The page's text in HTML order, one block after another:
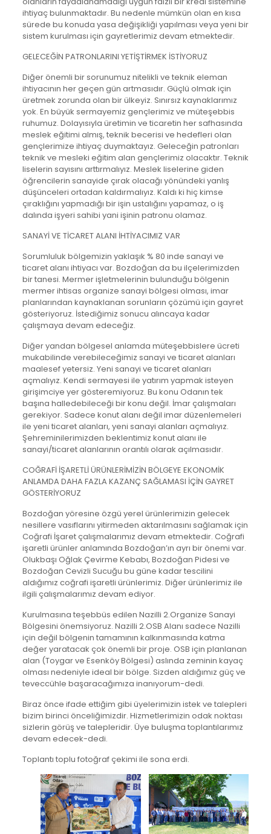
ihtiyaç bulunmaktadır. Bu nedenle mümkün olan en kısa
sürede bu konuda yasa değişikliği yapılması veya yeni bir
sistem kurulması için gayretlerimiz devam etmektedir.
GELECEĞİN PATRONLARINI YETİŞTİRMEK İSTİYORUZ
Diğer önemli bir sorunumuz nitelikli ve teknik eleman
ihtiyacının her geçen gün artmasıdır. Güçlü olmak için
üretmek zorunda olan bir ülkeyiz. Sınırsız kaynaklarımız
yok. En büyük sermayemiz gençlerimiz ve müteşebbis
ruhumuz. Dolayısıyla üretimin ve ticaretin her safhasında
meslek eğitimi almış, teknik becerisi ve hedefleri olan
gençlerimize ihtiyaç duymaktayız. Geleceğin patronları
teknik ve mesleki eğitim alan gençlerimiz olacaktır. Teknik
liselerin sayısını arttırmalıyız. Meslek liselerine giden
öğrencilerin sanayide çırak olacağı yönündeki yanlış
düşünceleri ortadan kaldırmalıyız. Kaldı ki hiç kimse
çıraklığını yapmadığı bir işin ustalığını yapamaz, o iş
dalında işyeri sahibi yani işinin patronu olamaz.
SANAYİ VE TİCARET ALANI İHTİYACIMIZ VAR
Sorumluluk bölgemizin yaklaşık % 80 inde sanayi ve
ticaret alanı ihtiyacı var. Bozdoğan da bu ilçelerimizden
bir tanesi. Mermer işletmelerinin bulunduğu bölgenin
mermer ihtisas organize sanayi bölgesi olması, imar
planlarından kaynaklanan sorunların çözümü için gayret
gösteriyoruz. İstediğimiz sonucu alıncaya kadar
çalışmaya devam edeceğiz.
Diğer yandan bölgesel anlamda müteşebbislere ücreti
mukabilinde verebileceğimiz sanayi ve ticaret alanları
maalesef yetersiz. Yeni sanayi ve ticaret alanları
açmalıyız. Kendi sermayesi ile yatırım yapmak isteyen
girişimciye yer gösteremiyoruz. Bu konu Odanın tek
başına halledebileceği bir konu değil. İmar çalışmaları
gerekiyor. Sadece konut alanı değil imar düzenlemeleri
ile yeni ticaret alanları, yeni sanayi alanları açmalıyız.
Şehreminilerimizden beklentimiz konut alanı ile
sanayi/ticaret alanlarının orantılı olarak açılmasıdır.
COĞRAFİ İŞARETLİ ÜRÜNLERİMİZİN BÖLGEYE EKONOMİK
ANLAMDA DAHA FAZLA KAZANÇ SAĞLAMASI İÇİN GAYRET
GÖSTERİYORUZ
Bozdoğan yöresine özgü yerel ürünlerimizin gelecek
nesillere vasıflarını yitirmeden aktarılmasını sağlamak için
Coğrafi İşaret çalışmalarımız devam etmektedir. Coğrafi
işaretli ürünler anlamında Bozdoğan’ın ayrı bir önemi var.
Olukbaşı Oğlak Çevirme Kebabı, Bozdoğan Pidesi ve
Bozdoğan Cevizli Sucuğu bu güne kadar tescilini
aldığımız coğrafi işaretli ürünlerimiz. Diğer ürünlerimiz ile
ilgili çalışmalarımız devam ediyor.
Kurulmasına teşebbüs edilen Nazilli 2.Organize Sanayi
Bölgesini önemsiyoruz. Nazilli 2.OSB Alanı sadece Nazilli
için değil bölgenin tamamının kalkınmasında katma
değer yaratacak çok önemli bir proje. OSB için planlanan
alan (Toygar ve Esenköy Bölgesi) aslında zeminin kayaç
olması nedeniyle ideal bir bölge. Sizden aldığımız güç ve
teveccühle başaracağımıza inanıyorum-dedi.
Biraz önce ifade ettiğim gibi üyelerimizin istek ve talepleri
bizim birinci önceliğimizdir. Hizmetlerimizin odak noktası
sizlerin görüş ve talepleridir. Üye buluşma toplantılarımız
devam edecek-dedi.
Toplantı toplu fotoğraf çekimi ile sona erdi.